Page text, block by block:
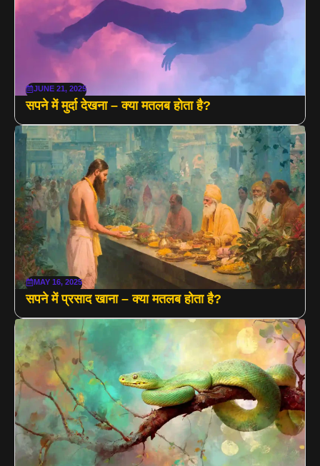
JUNE 21, 2025
सपने में मुर्दा देखना – क्या मतलब होता है?
MAY 16, 2025
सपने में प्रसाद खाना – क्या मतलब होता है?